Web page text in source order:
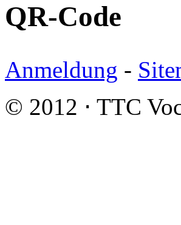
QR-Code
Anmeldung -
© 2012 ⋅ TTC